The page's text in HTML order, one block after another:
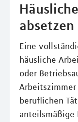
absetzen
Eine
häusliche
oder
beruflichen
anteilsmäßige